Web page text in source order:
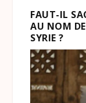
FAUT-IL
AU NOM
SYRIE ?